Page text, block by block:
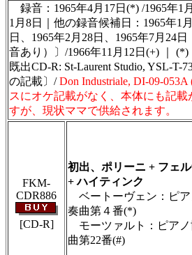
録音：1965年4月17日(*) /1965年1
1月8日｜他の録音候補日：1965年1
日、1965年2月28日、1965年7月24
音あり）〕/1966年11月12日(+) ｜ (*)
既出CD-R: St-Laurent Studio, YSL-T-
の記載〕/Don Industriale, DI-09-053A
スにオケ記載がなく、本体にも記載
すが、現状ママで供給されます。
FKM-
CDR886
[CD-R]
初出、ポリーニ + フェ
+ ハイティンク
ベートーヴェン：ピア
奏曲第４番(*)
モーツァルト：ピアノ
曲第22番(#)